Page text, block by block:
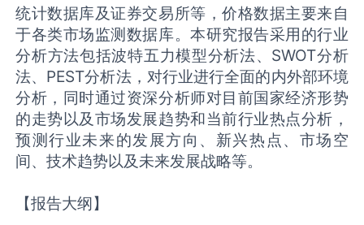
统计数据库及证券交易所等，价格数据主要来自
于各类市场监测数据库。本研究报告采用的行业
分析方法包括波特五力模型分析法、SWOT分析
法、PEST分析法，对行业进行全面的内外部环境
分析，同时通过资深分析师对目前国家经济形势
的走势以及市场发展趋势和当前行业热点分析，
预测行业未来的发展方向、新兴热点、市场空
间、技术趋势以及未来发展战略等。
【报告大纲】